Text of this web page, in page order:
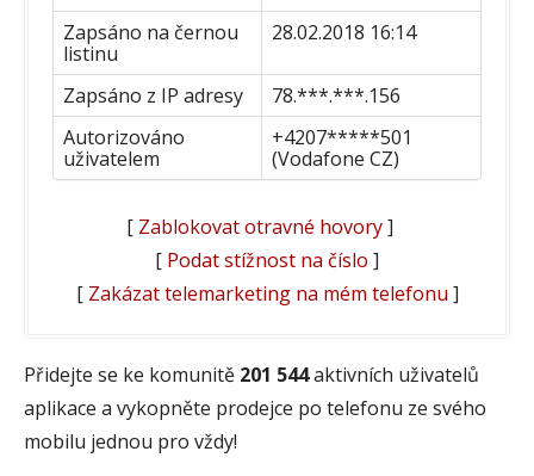
Zapsáno na černou
listinu
28.02.2018 16:14
Zapsáno z IP adresy
78.***.***.156
Autorizováno
uživatelem
+4207*****501
(Vodafone CZ)
[ Zablokovat otravné hovory]
[ Podat stížnost na číslo ]
[ Zakázat telemarketing na mém telefonu ]
Přidejte se ke komunitě 201 544aktivních uživatelů
aplikace a vykopněte prodejce po telefonu ze svého
mobilu jednou pro vždy!